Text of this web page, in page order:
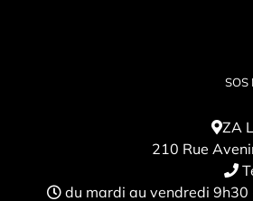
SOS
ZA
210 Rue
du mardi au vendredi